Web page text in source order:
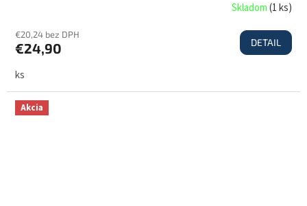
Skladom(1 ks)
€20,24 bez DPH
€24,90 DETAIL
ks
Akcia